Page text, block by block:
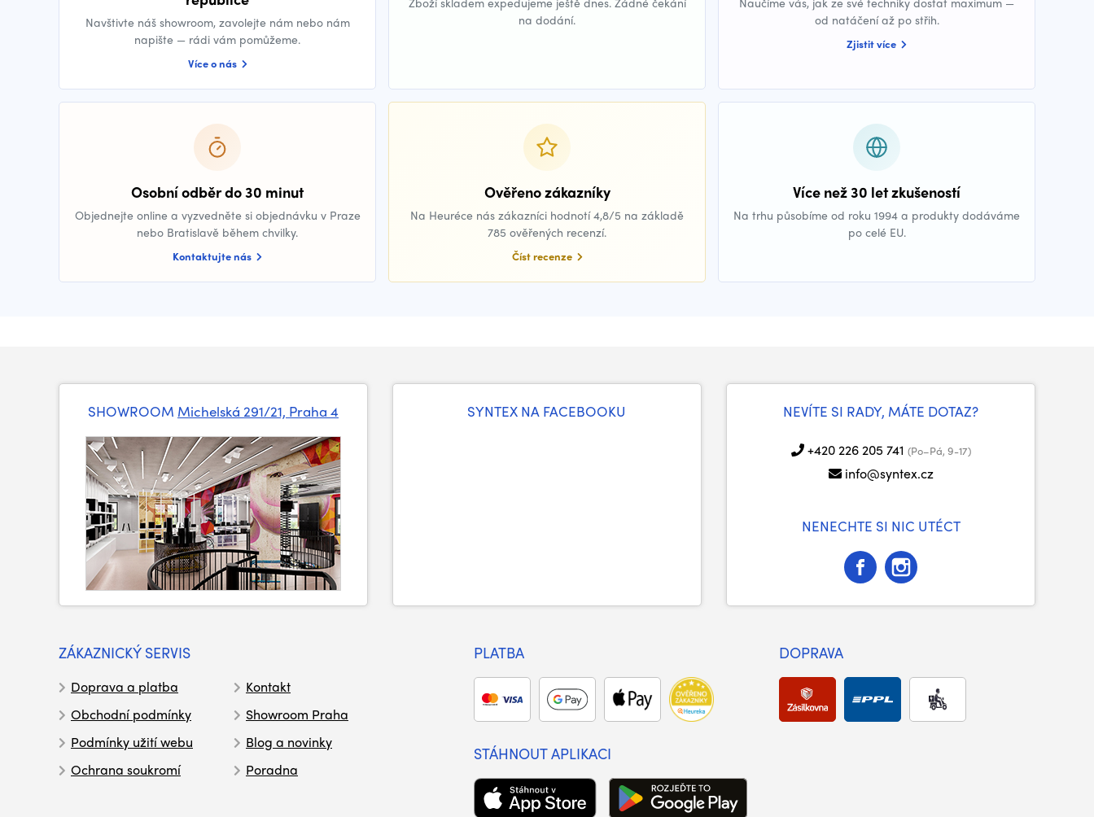
Navštivte náš showroom, zavolejte nám nebo nám
napište — rádi vám pomůžeme.
Více o nás
na dodání.
od natáčení až po střih.
Zjistit více
Osobní odběr do 30 minut
Objednejte online a vyzvedněte si objednávku v Praze
nebo Bratislavě během chvilky.
Kontaktujte nás
Ověřeno zákazníky
Na Heuréce nás zákazníci hodnotí 4,8/5 na základě
785 ověřených recenzí.
Číst recenze
Více než 30 let zkušeností
Na trhu působíme od roku 1994 a produkty dodáváme
po celé EU.
SHOWROOM Michelská 291/21, Praha 4 SYNTEX NA FACEBOOKU NEVÍTE SI RADY, MÁTE DOTAZ?
+420 226 205 741 (Po–Pá, 9-17)
info@syntex.cz
NENECHTE SI NIC UTÉCT
ZÁKAZNICKÝ SERVIS
Doprava a platba
Obchodní podmínky
Podmínky užití webu
Ochrana soukromí
Kontakt
Showroom Praha
Blog a novinky
Poradna
PLATBA DOPRAVA
STÁHNOUT APLIKACI